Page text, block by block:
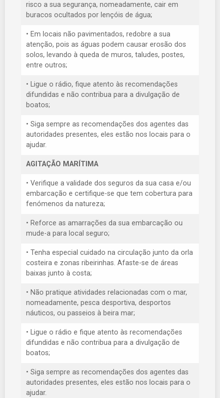
risco a sua segurança, nomeadamente, cair em
buracos ocultados por lençóis de água;
• Em locais não pavimentados, redobre a sua
atenção, pois as águas podem causar erosão dos
solos, levando à queda de muros, taludes, postes,
entre outros;
• Ligue o rádio, fique atento às recomendações
difundidas e não contribua para a divulgação de
boatos;
• Siga sempre as recomendações dos agentes das
autoridades presentes, eles estão nos locais para o
ajudar.
AGITAÇÃO MARÍTIMA
• Verifique a validade dos seguros da sua casa e/ou
embarcação e certifique-se que tem cobertura para
fenómenos da natureza;
• Reforce as amarrações da sua embarcação ou
mude-a para local seguro;
• Tenha especial cuidado na circulação junto da orla
costeira e zonas ribeirinhas. Afaste-se de áreas
baixas junto à costa;
• Não pratique atividades relacionadas com o mar,
nomeadamente, pesca desportiva, desportos
náuticos, ou passeios à beira mar;
• Ligue o rádio e fique atento às recomendações
difundidas e não contribua para a divulgação de
boatos;
• Siga sempre as recomendações dos agentes das
autoridades presentes, eles estão nos locais para o
ajudar.